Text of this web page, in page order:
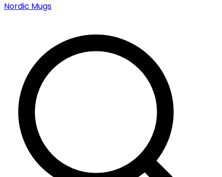
Nordic Mugs